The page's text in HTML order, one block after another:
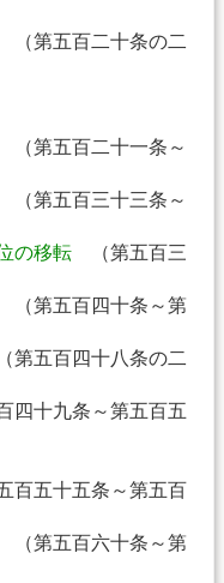
（第五百二十条の二
（第五百二十一条～
（第五百三十三条～
の移転 （第五百三
（第五百四十条～第
第五百四十八条の二
四十九条～第五百五
百五十五条～第五百
（第五百六十条～第